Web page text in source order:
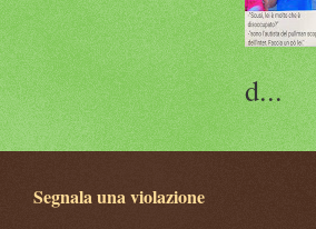
d...
Segnala una violazione